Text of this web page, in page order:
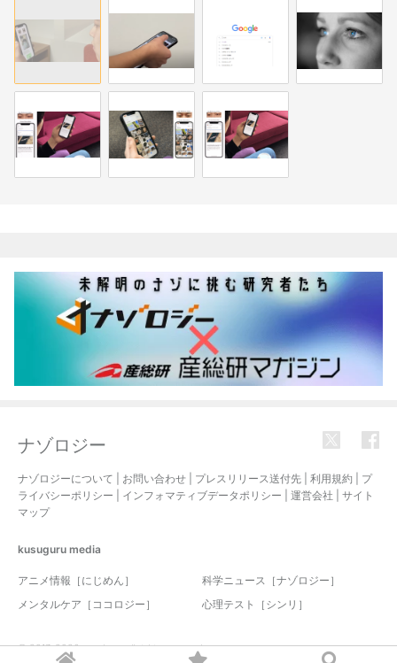
ナゾロジー
ナゾロジーについて お問い合わせ プレスリリース送付先 利用規約
プ
ライバシーポリシー
インフォマティブデータポリシー 運営会社
サイト
マップ
kusuguru media
アニメ情報［にじめん］
科学ニュース［ナゾロジー］
メンタルケア［ココロジー］
心理テスト［シンリ］
© 2017-2026 nazology. all rights reserved.